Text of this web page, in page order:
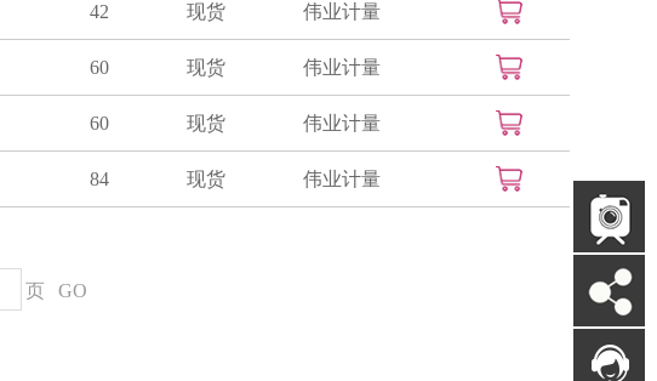
42 现货 伟业计量
60 现货 伟业计量
60 现货 伟业计量
84 现货 伟业计量
页 GO